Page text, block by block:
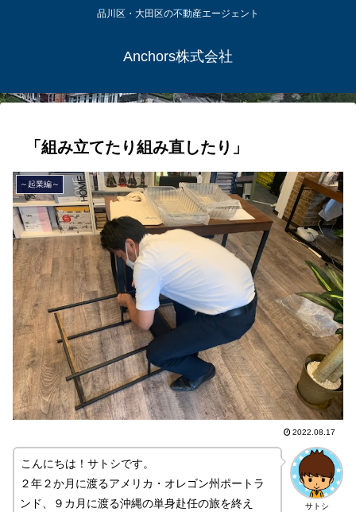
品川区・大田区の不動産エージェント
Anchors株式会社
「組み立てたり組み直したり」
～起業編～
2022.08.17
サトシ
こんにちは！サトシです。
２年２か月に渡るアメリカ・オレゴン州ポートラ
ンド、９カ月に渡る沖縄の単身赴任の旅を終え